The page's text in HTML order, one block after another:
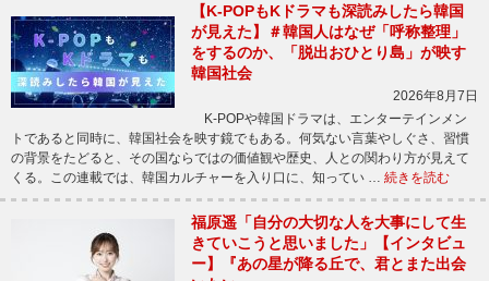
【K-POPもKドラマも深読みしたら韓国
が見えた】＃韓国人はなぜ「呼称整理」
をするのか、「脱出おひとり島」が映す
韓国社会
2026年8月7日
K-POPや韓国ドラマは、エンターテインメン
トであると同時に、韓国社会を映す鏡でもある。何気ない言葉やしぐさ、習慣
の背景をたどると、その国ならではの価値観や歴史、人との関わり方が見えて
くる。この連載では、韓国カルチャーを入り口に、知ってい … 続きを読む
福原遥「自分の大切な人を大事にして生
きていこうと思いました」【インタビュ
ー】『あの星が降る丘で、君とまた出会